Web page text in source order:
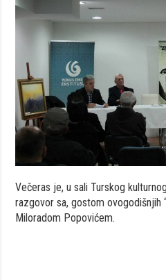
Večeras je, u sali Turskog
razgovor sa, gostom ovogodišnjih
Miloradom Popovićem.